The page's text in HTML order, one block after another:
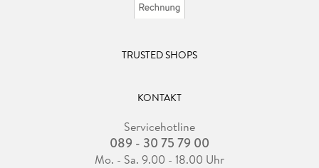
TRUSTED SHOPS
KONTAKT
Servicehotline
089 - 30 75 79 00
Mo. - Sa. 9.00 - 18.00 Uhr